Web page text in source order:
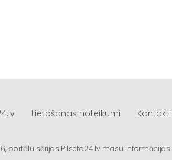
Lietošanas noteikumi Kontakti
portālu sērijas Pilseta24.lv masu